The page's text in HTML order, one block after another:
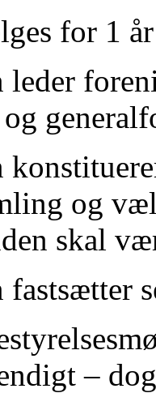
for 1
leder
og
skal
fastsætter
–